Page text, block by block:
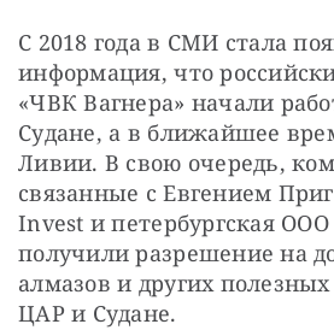
С 2018 года в СМИ стала
информация, что
«ЧВК Вагнера» начали
Судане, а в ближайшее
Ливии. В свою очередь,
связанные с Евгением
Invest и петербургская
получили разрешение на
алмазов и других
ЦАР и Судане.